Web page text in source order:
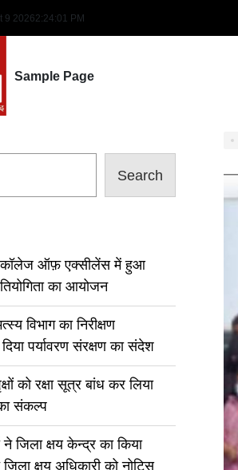
9 20262:24:02 PM
Sample Page
Search
कॉलेज ऑफ़ एक्सीलेंस में हुआ
का आयोजन
विभाग का निरीक्षण
पर्यावरण संरक्षण का संदेश
को रक्षा सूत्र बांध कर लिया
का संकल्प
जिला क्षय केन्द्र का किया
क्षय अधिकारी को नोटिस